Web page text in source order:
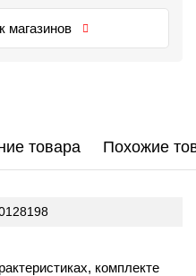
магазинов
товара Похожие
комплекте